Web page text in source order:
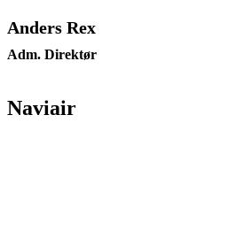
Anders Rex
Adm. Direktør
Naviair